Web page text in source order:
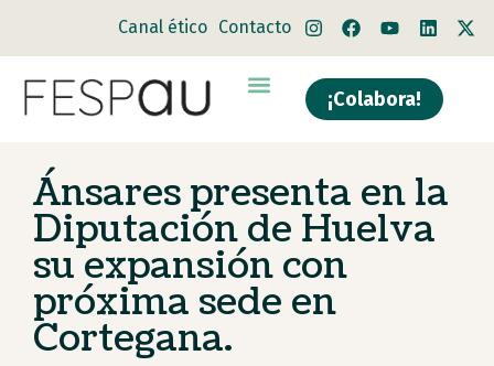
Canal ético Contacto
¡Colabora!
Ánsares presenta en la
Diputación de Huelva
su expansión con
próxima sede en
Cortegana.